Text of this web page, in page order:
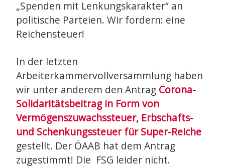
„Spenden mit Lenkungskarakter“ an
politische Parteien. Wir fordern: eine
Reichensteuer!
In der letzten
Arbeiterkammervollversammlung haben
wir unter anderem den Antrag Corona-
Solidaritätsbeitrag in Form von
Vermögenszuwachssteuer, Erbschafts-
und Schenkungssteuer für Super-Reiche
gestellt. Der ÖAAB hat dem Antrag
zugestimmt! Die FSG leider nicht.